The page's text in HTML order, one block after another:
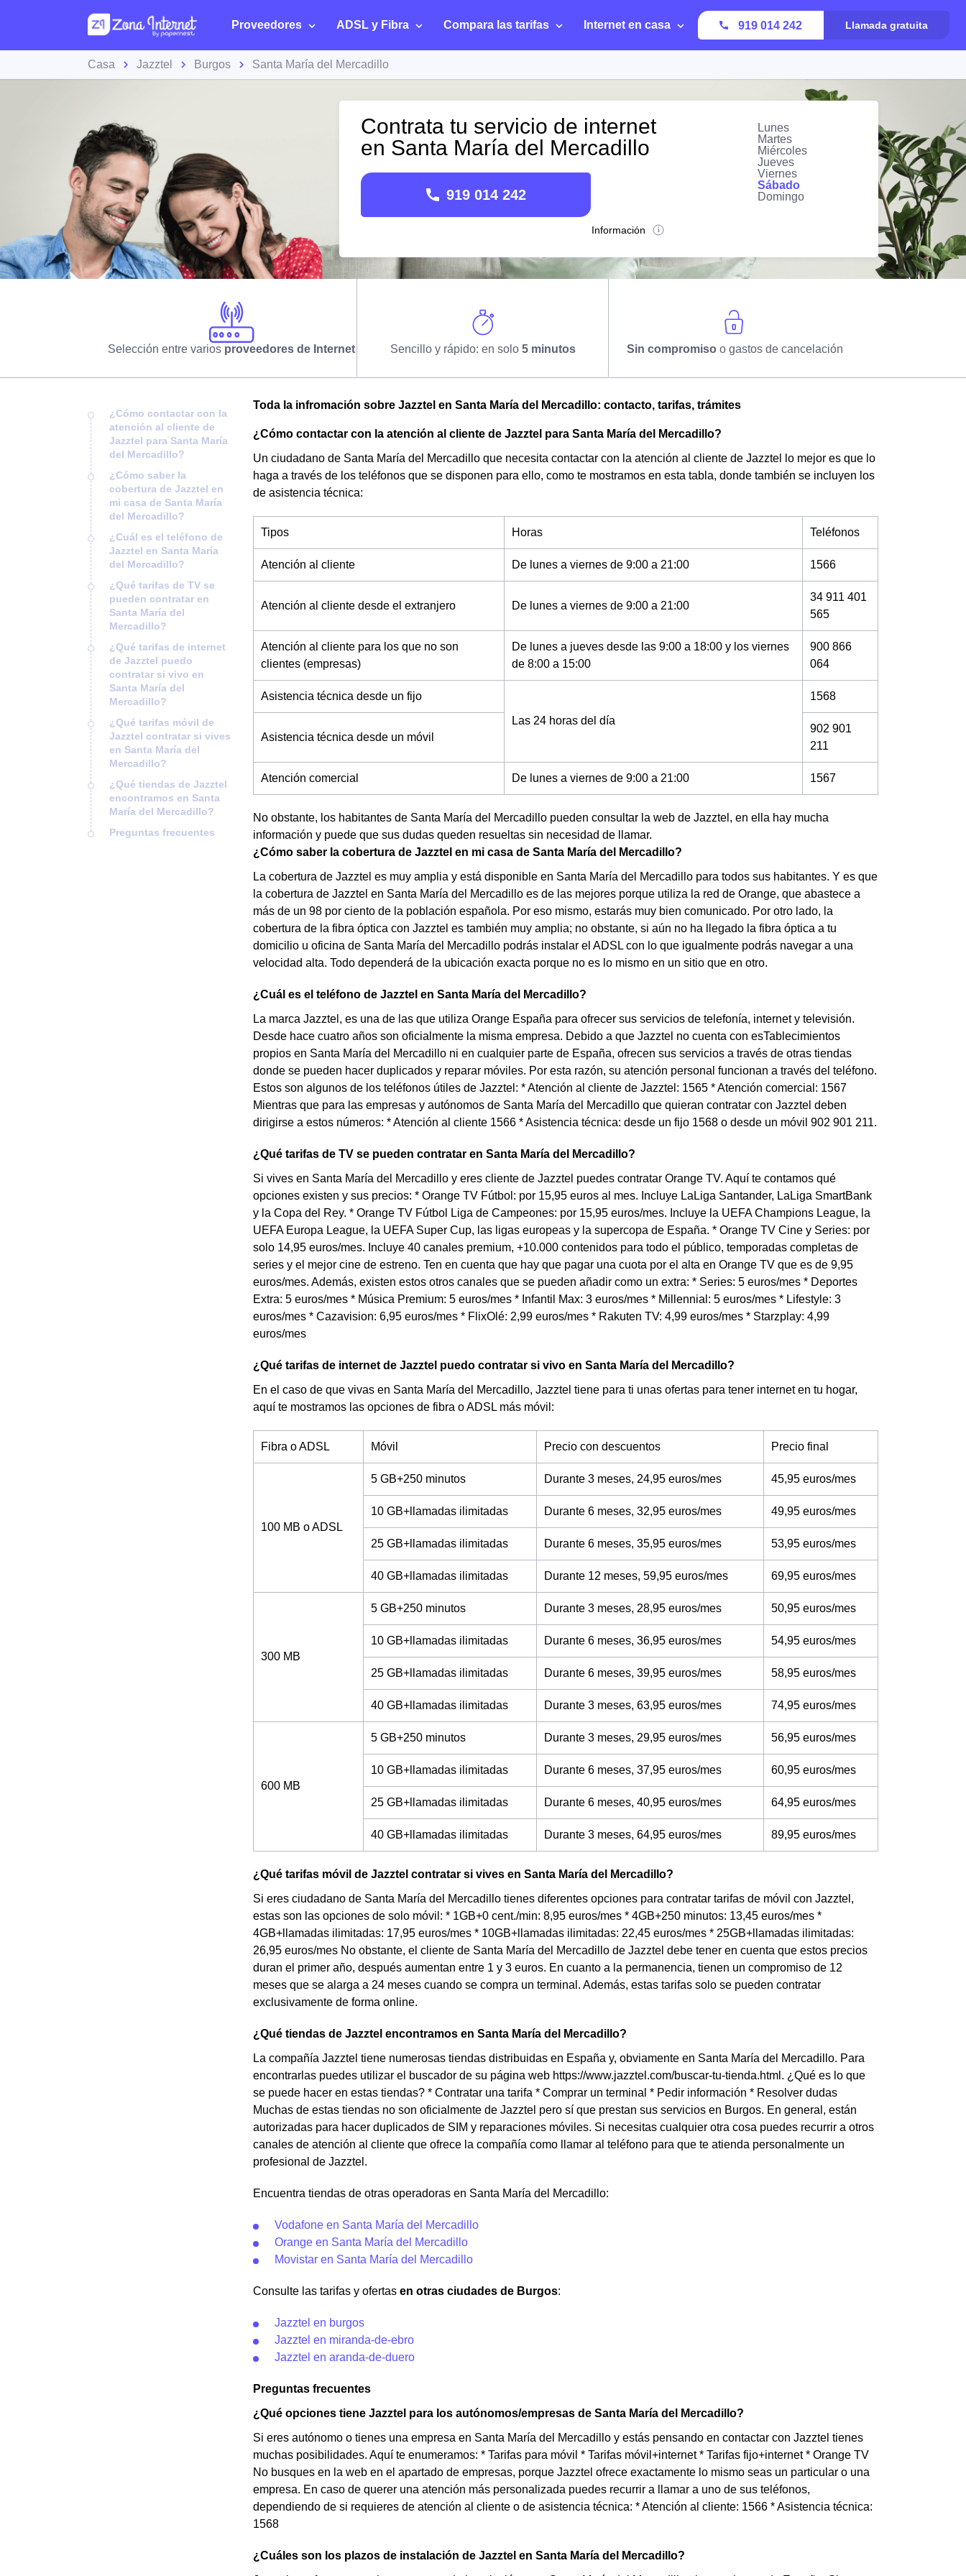
Proveedores ADSL y Fibra Compara las tarifas Internet en casa 919 014 242 Llamada gratuita
Casa Jazztel Burgos Santa María del Mercadillo
Contrata tu servicio de internet
en Santa María del Mercadillo
919 014 242
Información
Lunes
Martes
Miércoles
Jueves
Viernes
Sábado
Domingo
Selección entre varios proveedores de Internet Sencillo y rápido: en solo 5 minutos Sin compromiso o gastos de cancelación
¿Cómo contactar con la
atención al cliente de
Jazztel para Santa María
del Mercadillo?
¿Cómo saber la
cobertura de Jazztel en
mi casa de Santa María
del Mercadillo?
¿Cuál es el teléfono de
Jazztel en Santa María
del Mercadillo?
¿Qué tarifas de TV se
pueden contratar en
Santa María del
Mercadillo?
¿Qué tarifas de internet
de Jazztel puedo
contratar si vivo en
Santa María del
Mercadillo?
¿Qué tarifas móvil de
Jazztel contratar si vives
en Santa María del
Mercadillo?
¿Qué tiendas de Jazztel
encontramos en Santa
María del Mercadillo?
Preguntas frecuentes
Toda la infromación sobre Jazztel en Santa María del Mercadillo: contacto, tarifas, trámites
¿Cómo contactar con la atención al cliente de Jazztel para Santa María del Mercadillo?
Un ciudadano de Santa María del Mercadillo que necesita contactar con la atención al cliente de Jazztel lo mejor es que lo
haga a través de los teléfonos que se disponen para ello, como te mostramos en esta tabla, donde también se incluyen los
de asistencia técnica:
Tipos Horas Teléfonos
Atención al cliente De lunes a viernes de 9:00 a 21:00 1566
Atención al cliente desde el extranjero De lunes a viernes de 9:00 a 21:00
34 911 401
565
Atención al cliente para los que no son
clientes (empresas)
De lunes a jueves desde las 9:00 a 18:00 y los viernes
de 8:00 a 15:00
900 866
064
Asistencia técnica desde un fijo
Las 24 horas del día
1568
Asistencia técnica desde un móvil
902 901
211
Atención comercial De lunes a viernes de 9:00 a 21:00 1567
No obstante, los habitantes de Santa María del Mercadillo pueden consultar la web de Jazztel, en ella hay mucha
información y puede que sus dudas queden resueltas sin necesidad de llamar.
¿Cómo saber la cobertura de Jazztel en mi casa de Santa María del Mercadillo?
La cobertura de Jazztel es muy amplia y está disponible en Santa María del Mercadillo para todos sus habitantes. Y es que
la cobertura de Jazztel en Santa María del Mercadillo es de las mejores porque utiliza la red de Orange, que abastece a
más de un 98 por ciento de la población española. Por eso mismo, estarás muy bien comunicado. Por otro lado, la
cobertura de la fibra óptica con Jazztel es también muy amplia; no obstante, si aún no ha llegado la fibra óptica a tu
domicilio u oficina de Santa María del Mercadillo podrás instalar el ADSL con lo que igualmente podrás navegar a una
velocidad alta. Todo dependerá de la ubicación exacta porque no es lo mismo en un sitio que en otro.
¿Cuál es el teléfono de Jazztel en Santa María del Mercadillo?
La marca Jazztel, es una de las que utiliza Orange España para ofrecer sus servicios de telefonía, internet y televisión.
Desde hace cuatro años son oficialmente la misma empresa. Debido a que Jazztel no cuenta con esTablecimientos
propios en Santa María del Mercadillo ni en cualquier parte de España, ofrecen sus servicios a través de otras tiendas
donde se pueden hacer duplicados y reparar móviles. Por esta razón, su atención personal funcionan a través del teléfono.
Estos son algunos de los teléfonos útiles de Jazztel: * Atención al cliente de Jazztel: 1565 * Atención comercial: 1567
Mientras que para las empresas y autónomos de Santa María del Mercadillo que quieran contratar con Jazztel deben
dirigirse a estos números: * Atención al cliente 1566 * Asistencia técnica: desde un fijo 1568 o desde un móvil 902 901 211.
¿Qué tarifas de TV se pueden contratar en Santa María del Mercadillo?
Si vives en Santa María del Mercadillo y eres cliente de Jazztel puedes contratar Orange TV. Aquí te contamos qué
opciones existen y sus precios: * Orange TV Fútbol: por 15,95 euros al mes. Incluye LaLiga Santander, LaLiga SmartBank
y la Copa del Rey. * Orange TV Fútbol Liga de Campeones: por 15,95 euros/mes. Incluye la UEFA Champions League, la
UEFA Europa League, la UEFA Super Cup, las ligas europeas y la supercopa de España. * Orange TV Cine y Series: por
solo 14,95 euros/mes. Incluye 40 canales premium, +10.000 contenidos para todo el público, temporadas completas de
series y el mejor cine de estreno. Ten en cuenta que hay que pagar una cuota por el alta en Orange TV que es de 9,95
euros/mes. Además, existen estos otros canales que se pueden añadir como un extra: * Series: 5 euros/mes * Deportes
Extra: 5 euros/mes * Música Premium: 5 euros/mes * Infantil Max: 3 euros/mes * Millennial: 5 euros/mes * Lifestyle: 3
euros/mes * Cazavision: 6,95 euros/mes * FlixOlé: 2,99 euros/mes * Rakuten TV: 4,99 euros/mes * Starzplay: 4,99
euros/mes
¿Qué tarifas de internet de Jazztel puedo contratar si vivo en Santa María del Mercadillo?
En el caso de que vivas en Santa María del Mercadillo, Jazztel tiene para ti unas ofertas para tener internet en tu hogar,
aquí te mostramos las opciones de fibra o ADSL más móvil:
Fibra o ADSL Móvil Precio con descuentos Precio final
100 MB o ADSL
5 GB+250 minutos Durante 3 meses, 24,95 euros/mes 45,95 euros/mes
10 GB+llamadas ilimitadas Durante 6 meses, 32,95 euros/mes 49,95 euros/mes
25 GB+llamadas ilimitadas Durante 6 meses, 35,95 euros/mes 53,95 euros/mes
40 GB+llamadas ilimitadas Durante 12 meses, 59,95 euros/mes 69,95 euros/mes
300 MB
5 GB+250 minutos Durante 3 meses, 28,95 euros/mes 50,95 euros/mes
10 GB+llamadas ilimitadas Durante 6 meses, 36,95 euros/mes 54,95 euros/mes
25 GB+llamadas ilimitadas Durante 6 meses, 39,95 euros/mes 58,95 euros/mes
40 GB+llamadas ilimitadas Durante 3 meses, 63,95 euros/mes 74,95 euros/mes
600 MB
5 GB+250 minutos Durante 3 meses, 29,95 euros/mes 56,95 euros/mes
10 GB+llamadas ilimitadas Durante 6 meses, 37,95 euros/mes 60,95 euros/mes
25 GB+llamadas ilimitadas Durante 6 meses, 40,95 euros/mes 64,95 euros/mes
40 GB+llamadas ilimitadas Durante 3 meses, 64,95 euros/mes 89,95 euros/mes
¿Qué tarifas móvil de Jazztel contratar si vives en Santa María del Mercadillo?
Si eres ciudadano de Santa María del Mercadillo tienes diferentes opciones para contratar tarifas de móvil con Jazztel,
estas son las opciones de solo móvil: * 1GB+0 cent./min: 8,95 euros/mes * 4GB+250 minutos: 13,45 euros/mes *
4GB+llamadas ilimitadas: 17,95 euros/mes * 10GB+llamadas ilimitadas: 22,45 euros/mes * 25GB+llamadas ilimitadas:
26,95 euros/mes No obstante, el cliente de Santa María del Mercadillo de Jazztel debe tener en cuenta que estos precios
duran el primer año, después aumentan entre 1 y 3 euros. En cuanto a la permanencia, tienen un compromiso de 12
meses que se alarga a 24 meses cuando se compra un terminal. Además, estas tarifas solo se pueden contratar
exclusivamente de forma online.
¿Qué tiendas de Jazztel encontramos en Santa María del Mercadillo?
La compañía Jazztel tiene numerosas tiendas distribuidas en España y, obviamente en Santa María del Mercadillo. Para
encontrarlas puedes utilizar el buscador de su página web https://www.jazztel.com/buscar-tu-tienda.html. ¿Qué es lo que
se puede hacer en estas tiendas? * Contratar una tarifa * Comprar un terminal * Pedir información * Resolver dudas
Muchas de estas tiendas no son oficialmente de Jazztel pero sí que prestan sus servicios en Burgos. En general, están
autorizadas para hacer duplicados de SIM y reparaciones móviles. Si necesitas cualquier otra cosa puedes recurrir a otros
canales de atención al cliente que ofrece la compañía como llamar al teléfono para que te atienda personalmente un
profesional de Jazztel.
Encuentra tiendas de otras operadoras en Santa María del Mercadillo:
Vodafone en Santa María del Mercadillo
Orange en Santa María del Mercadillo
Movistar en Santa María del Mercadillo
Consulte las tarifas y ofertas en otras ciudades de Burgos:
Jazztel en burgos
Jazztel en miranda-de-ebro
Jazztel en aranda-de-duero
Preguntas frecuentes
¿Qué opciones tiene Jazztel para los autónomos/empresas de Santa María del Mercadillo?
Si eres autónomo o tienes una empresa en Santa María del Mercadillo y estás pensando en contactar con Jazztel tienes
muchas posibilidades. Aquí te enumeramos: * Tarifas para móvil * Tarifas móvil+internet * Tarifas fijo+internet * Orange TV
No busques en la web en el apartado de empresas, porque Jazztel ofrece exactamente lo mismo seas un particular o una
empresa. En caso de querer una atención más personalizada puedes recurrir a llamar a uno de sus teléfonos,
dependiendo de si requieres de atención al cliente o de asistencia técnica: * Atención al cliente: 1566 * Asistencia técnica:
1568
¿Cuáles son los plazos de instalación de Jazztel en Santa María del Mercadillo?